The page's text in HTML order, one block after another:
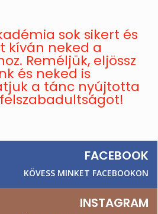
sok sikert és
kíván neked a
Reméljük, eljössz
és neked is
a tánc nyújtotta
FACEBOOK
KÖVESS MINKET FACEBOOKON
INSTAGRAM